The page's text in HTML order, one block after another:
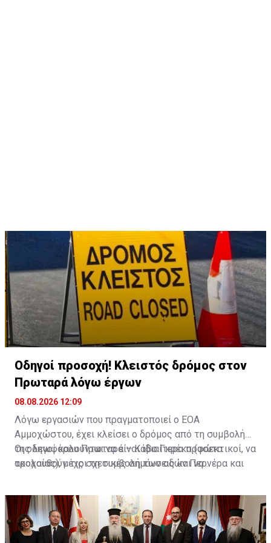
Οδηγοί προσοχή! Κλειστός δρόμος στον
Πρωταρά λόγω έργων
08.08.2026 12:09
Λόγω εργασιών που πραγματοποιεί ο ΕΟΑ
Αμμοχώστου, έχει κλείσει ο δρόμος από τη συμβολή
της λεωφόρου Πρωταρά – Κάβο Γκρέκο (φώτα
τροχαίας), μέχρι τη συμβολή των οδών Περνέρα και
Οι οδηγοί καλούνται να είναι ιδιαίτερα προσεκτικοί, να
ακολουθούν τις σχετικές σημάνσεις και να